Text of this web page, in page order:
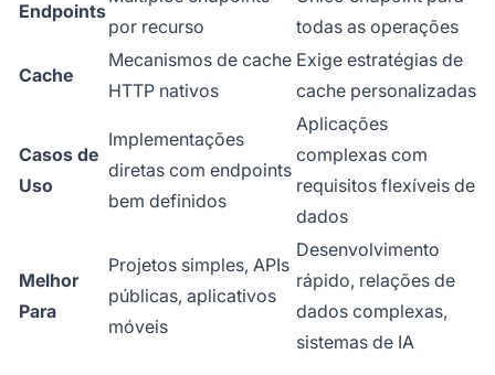
Endpoints
por recurso
todas as operações
Cache
Mecanismos de cache
HTTP nativos
Exige estratégias de
cache personalizadas
Casos de
Uso
Implementações
diretas com endpoints
bem definidos
Aplicações
complexas com
requisitos flexíveis de
dados
Melhor
Para
Projetos simples, APIs
públicas, aplicativos
móveis
Desenvolvimento
rápido, relações de
dados complexas,
sistemas de IA